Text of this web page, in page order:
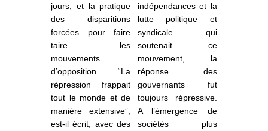
jours, et la pratique
des disparitions
forcées pour faire
taire les
mouvements
d’opposition. “La
répression frappait
tout le monde et de
manière extensive”,
est-il écrit, avec des
indépendances et la
lutte politique et
syndicale qui
soutenait ce
mouvement, la
réponse des
gouvernants fut
toujours répressive.
A l’émergence de
sociétés plus